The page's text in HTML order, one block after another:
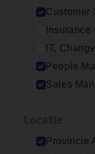
Customer
IT,
People
Sales
Provincie
Antwerpen
Cus­to­mer
Antwerpen